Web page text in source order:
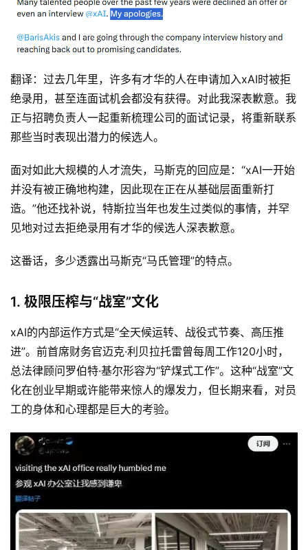
翻译：过去几年里，许多有才华的人在申请加入xAI时被拒
绝录用，甚至连面试机会都没有获得。对此我深表歉意。我
正与招聘负责人一起重新梳理公司的面试记录，将重新联系
那些当时表现出潜力的候选人。
面对如此大规模的人才流失，马斯克的回应是：“xAI一开始
并没有被正确地构建，因此现在正在从基础层面重新打
造。”他还找补说，特斯拉当年也发生过类似的事情，并罕
见地对过去拒绝录用有才华的候选人深表歉意。
这番话，多少透露出马斯克“马氏管理”的特点。
1. 极限压榨与“战室”文化
xAI的内部运作方式是“全天候运转、战役式节奏、高压推
进”。前首席财务官迈克·利贝拉托雷曾每周工作120小时，
总法律顾问罗伯特·基尔形容为“铲煤式工作”。这种“战室”文
化在创业早期或许能带来惊人的爆发力，但长期来看，对员
工的身体和心理都是巨大的考验。